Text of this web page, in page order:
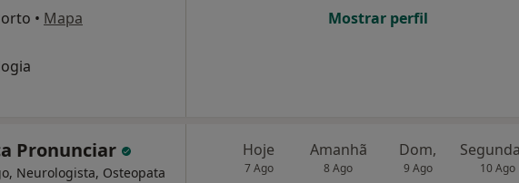
• Mapa
Mostrar perfil
Pronunciar
Neurologista, Osteopata
Hoje
7 Ago
Amanhã
8 Ago
Dom,
9 Ago 10 Ago